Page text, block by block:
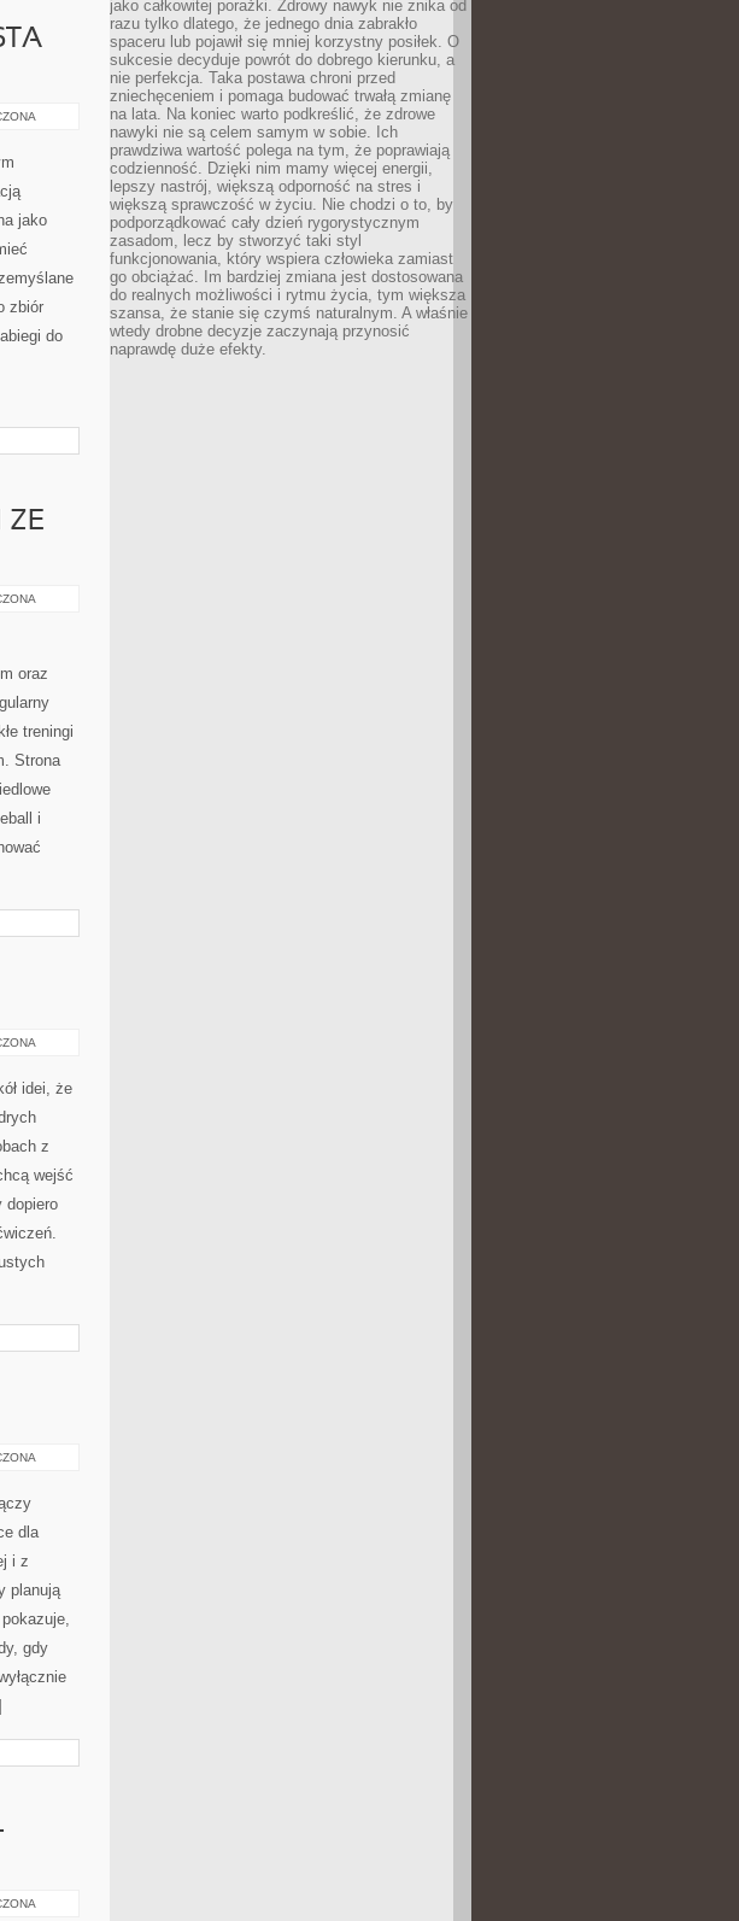
–
jako
zbiór
do
ZE
oraz
treningi
Strona
i
idei, że
z
wejść
dopiero
dla
i z
planują
gdy
jako całkowitej porażki. Zdrowy nawyk nie znika od
razu tylko dlatego, że jednego dnia zabrakło
spaceru lub pojawił się mniej korzystny posiłek. O
sukcesie decyduje powrót do dobrego kierunku, a
nie perfekcja. Taka postawa chroni przed
zniechęceniem i pomaga budować trwałą zmianę
na lata. Na koniec warto podkreślić, że zdrowe
nawyki nie są celem samym w sobie. Ich
prawdziwa wartość polega na tym, że poprawiają
codzienność. Dzięki nim mamy więcej energii,
lepszy nastrój, większą odporność na stres i
większą sprawczość w życiu. Nie chodzi o to, by
podporządkować cały dzień rygorystycznym
zasadom, lecz by stworzyć taki styl
funkcjonowania, który wspiera człowieka zamiast
go obciążać. Im bardziej zmiana jest dostosowana
do realnych możliwości i rytmu życia, tym większa
szansa, że stanie się czymś naturalnym. A właśnie
wtedy drobne decyzje zaczynają przynosić
naprawdę duże efekty.